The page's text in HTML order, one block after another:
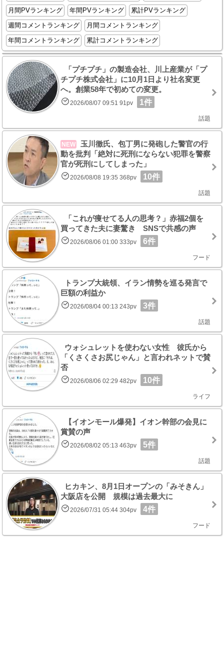
月間PVランキング
年間PVランキング
累計PVランキング
週間コメントランキング
月間コメントランキング
年間コメントランキング
累計コメントランキング
「プチプチ」の製造会社、川上産業が「プ
チプチ株式会社」に10月1日より社名変更
へ。創業58年で初めての変更。
2026/08/07 09:51 91pv 1件
話題
NEW
玉川徹氏、包丁男に発砲した警官の行
動を批判「絶対に死刑にならない犯罪を警察
官が死刑にしてしまった」
2026/08/08 19:35 368pv 10件
話題
「これが痩せてる人の思考？」赤福2個を
買ってきた夫に妻驚き SNSで共感の声
2026/08/06 01:00 333pv 6件
フード
トランプ大統領、イラン情勢を巡る発言で
巨額の利益か
2026/08/04 00:13 243pv 3件
話題
ウォシュレットを使わない女性 彼氏から
「くさくさお尻じゃん」と言われネットで賛
否
2026/08/06 02:29 482pv 10件
ライフ
【イオンモール爆発】イオン幹部の会見に
賞賛の声
2026/08/02 05:13 463pv 5件
話題
ヒカキン、8月1日オープンの「みそきん」
大阪店を公開 規模は過去最大に
2026/07/31 05:44 304pv 4件
フード